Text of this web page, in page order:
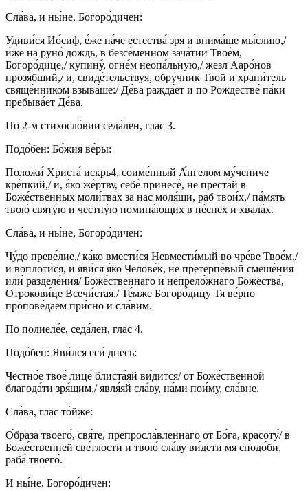
Сла́ва, и ны́не, Богоро́дичен:
Удиви́ся Ио́сиф, е́же па́че естества́ зря и внима́ше мы́слию,/
и́же на руно́ дождь, в безсе́менном зача́тии Твое́м,
Богоро́дице,/ купину́, огне́м неопа́льную,/ жезл Ааро́нов
прозя́бший,/ и, свиде́тельствуя, обру́чник Твой и храни́тель
свяще́нником взыва́ше:/ Де́ва ражда́ет и по Рождестве́ па́ки
пребыва́ет Де́ва.
По 2-м стихосло́вии седа́лен, глас 3.
Подо́бен: Бо́жия ве́ры:
Положи́ Христа́ искрь4, соиме́нный А́нгелом му́чениче
кре́пкий,/ и, я́ко же́ртву, себе́ принесе́, не преста́й в
Боже́ственных моли́твах за нас моля́щи, раб твои́х,/ па́мять
твою́ святу́ю и честну́ю помина́ющих в пе́снех и хвала́х.
Сла́ва, и ны́не, Богоро́дичен:
Чу́до преве́лие,/ ка́ко вмести́ся Невмести́мый во чре́ве Твое́м,/
и воплоти́ся, и яви́ся я́ко Челове́к, не претерпе́вый смеше́ния
или́ разделе́ния/ Боже́ственнаго и непрело́жнаго Божества́,
Отрокови́це Всечи́стая./ Те́мже Богоро́дицу Тя ве́рно
пропове́даем при́сно и сла́вим.
По полиеле́е, седа́лен, глас 4.
Подо́бен: Яви́лся еси́ днесь:
Честно́е твое́ лице́ блиста́яй ви́дится/ от Боже́ственной
благода́ти зря́щим,/ явля́яй сла́ву, на́ми пои́му, сла́вне.
Сла́ва, глас то́йже:
О́браза твоего́, свя́те, препросла́вленнаго от Бо́га, красоту́/ в
Боже́ственней све́тлости и твою́ сла́ву ви́дети мя сподо́би,
раба́ твоего́.
И ны́не, Богоро́дичен: